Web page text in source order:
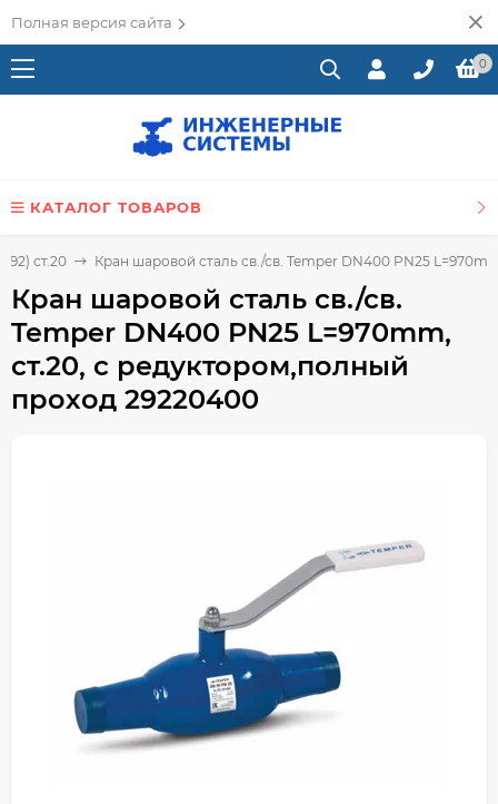
Полная версия сайта
0
КАТАЛОГ ТОВАРОВ
ст.20 Кран шаровой сталь св./св. Temper DN400 PN25
Кран шаровой сталь св./св.
Temper DN400 PN25 L=970mm,
ст.20, с редуктором,полный
проход 29220400